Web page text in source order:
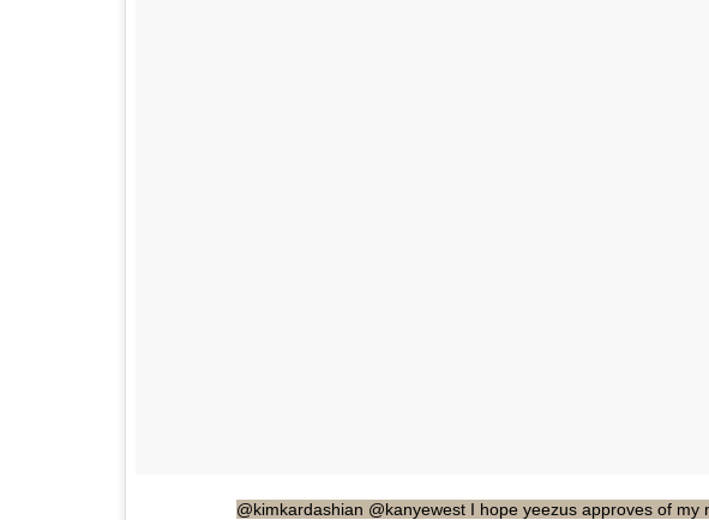
@kimkardashian @kanyewest I hope yeezus approves of my